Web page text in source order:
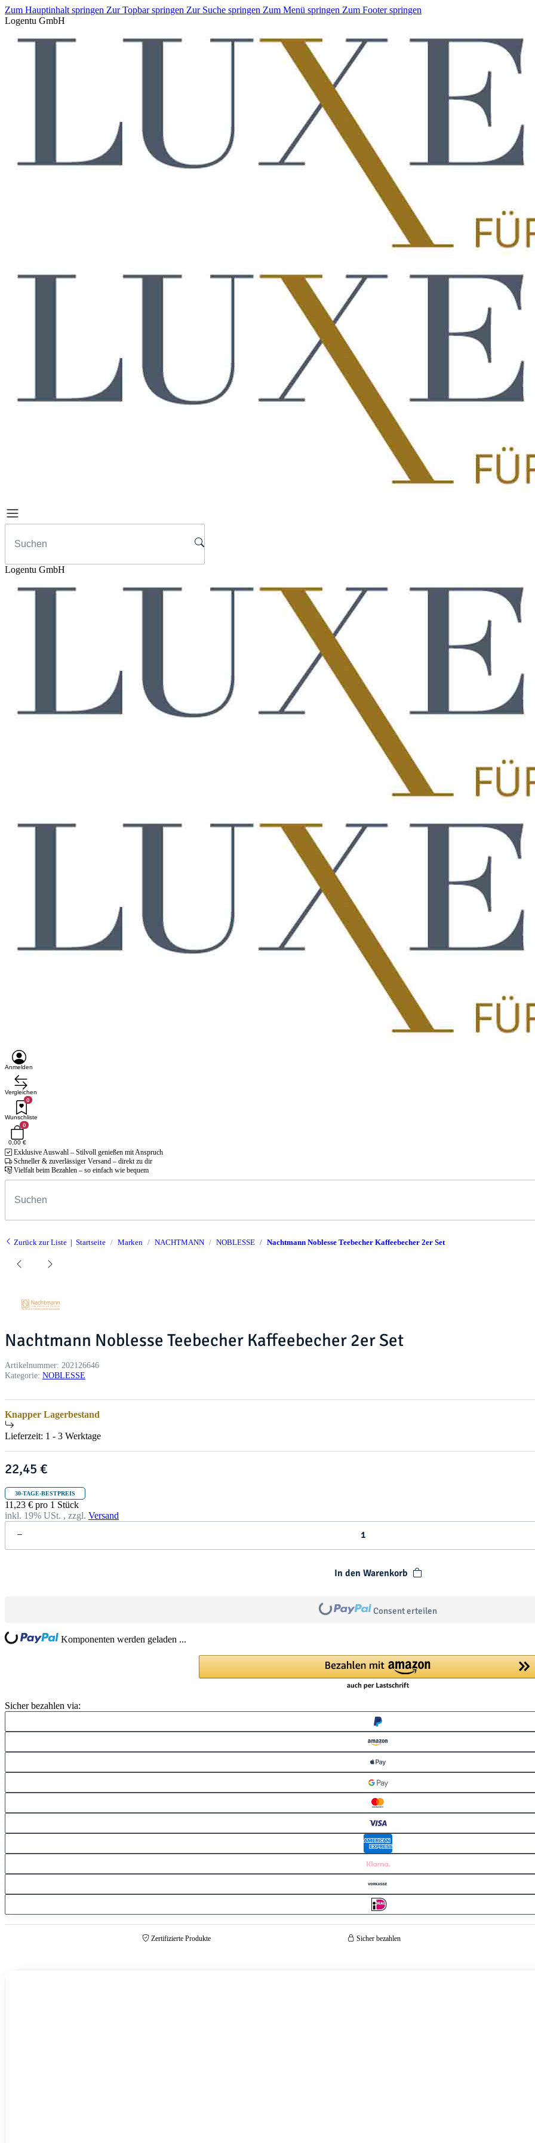
Zum Hauptinhalt springen Zur Topbar springen Zur Suche springen Zum Menü springen Zum Footer springen
Logentu GmbH
Logentu GmbH
Anmelden
Vergleichen
0
Wunschliste
0
0,00 €
Exklusive Auswahl – Stilvoll genießen mit Anspruch
Schneller & zuverlässiger Versand – direkt zu dir
Vielfalt beim Bezahlen – so einfach wie bequem
Zurück zur Liste Startseite Marken NACHTMANN NOBLESSE Nachtmann Noblesse Teebecher Kaffeebecher 2er Set
Nachtmann Noblesse Teebecher Kaffeebecher 2er Set
Artikelnummer: 202126646
Kategorie: NOBLESSE
Knapper Lagerbestand
Lieferzeit: 1 - 3 Werktage
22,45 €
30-TAGE-BESTPREIS
11,23 € pro 1 Stück
inkl. 19% USt. , zzgl. Versand
In den Warenkorb
Loading... Consent erteilen
Komponenten werden geladen ...
Sicher bezahlen via:
Zertifizierte Produkte Sicher bezahlen